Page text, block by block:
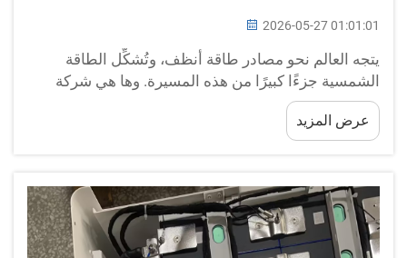
2026-05-27 01:01:01
يتجه العالم نحو مصادر طاقة أنظف، وتُشكِّل الطاقة
الشمسية جزءًا كبيرًا من هذه المسيرة. وها هي شركة
BOX-E هنا لمساعدة الشركات على فهم كيفية عمل
الطاقة الشمسية، لا سيما عند دمجها مع أنظمة أخرى.
ويستخدم النظام الشمسي الهجين التجاري الألواح
عرض المزيد